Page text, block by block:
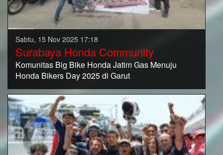
Sabtu, 15 Nov 2025 17:18
Surabaya Honda Community
Komunitas Big Bike Honda Jatim Gas Menuju
Honda Bikers Day 2025 di Garut